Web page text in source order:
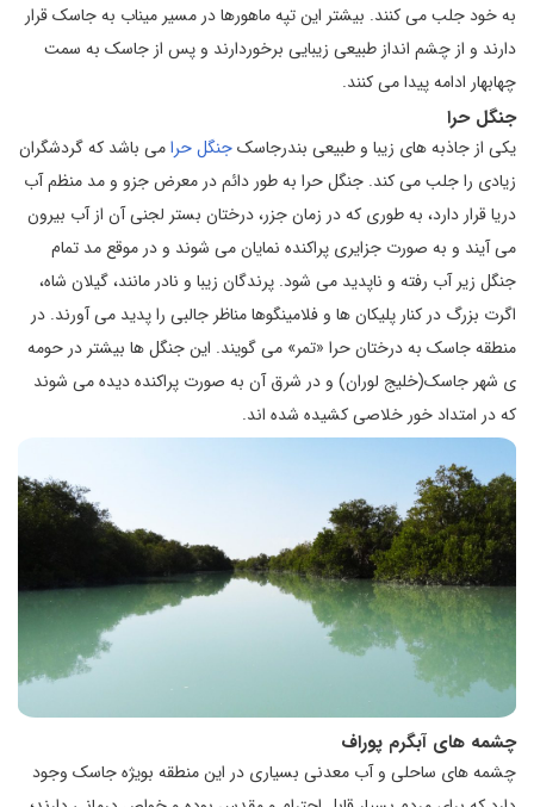
به خود جلب می کنند. بیشتر این تپه ماهورها در مسیر میناب به جاسک قرار
دارند و از چشم انداز طبیعی زیبایی برخوردارند و پس از جاسک به سمت
چهابهار ادامه پیدا می کنند.
جنگل حرا
یکی از جاذبه های زیبا و طبیعی بندرجاسکجنگل حرامی باشد که گردشگران
زیادی را جلب می کند. جنگل حرا به طور دائم در معرض جزو و مد منظم آب
دریا قرار دارد، به طوری که در زمان جزر، درختان بستر لجنی آن از آب بیرون
می آیند و به صورت جزایری پراکنده نمایان می شوند و در موقع مد تمام
جنگل زیر آب رفته و ناپدید می شود. پرندگان زیبا و نادر مانند، گیلان شاه،
اگرت بزرگ در کنار پلیکان ها و فلامینگوها مناظر جالبی را پدید می آورند. در
منطقه جاسک به درختان حرا «تمر» می گویند. این جنگل ها بیشتر در حومه
ی شهر جاسک(خلیج لوران) و در شرق آن به صورت پراکنده دیده می شوند
که در امتداد خور خلاصی کشیده شده اند.
چشمه های آبگرم پوراف
چشمه های ساحلی و آب معدنی بسیاری در این منطقه بویژه جاسک وجود